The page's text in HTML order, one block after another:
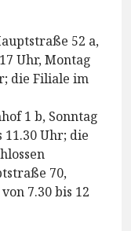
52 a,
Uhr, Montag
die Filiale im
1 b, Sonntag
Uhr; die
70,
7.30 bis 12